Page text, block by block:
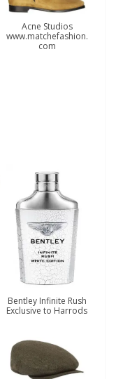
Acne Studios
www.matchefashion.
com
Bentley Infinite Rush
Exclusive to Harrods